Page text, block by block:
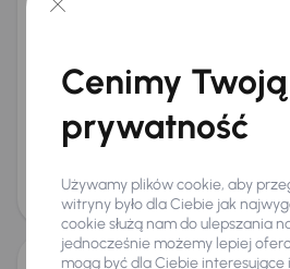
Kia Sportage
Auta krajowe
1.6 T-GDI +6
od 524 zł
88 000 zł
Cenimy Twoją
prywatność
Używamy plików cookie, aby
witryny było dla Ciebie jak
cookie służą nam do ulepszania
jednocześnie możemy lepiej
mogą być dla Ciebie interesujące